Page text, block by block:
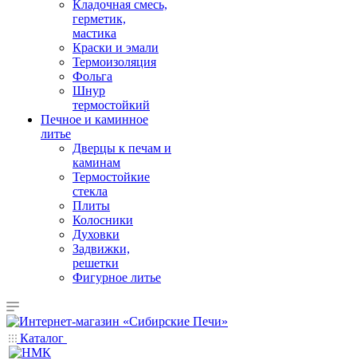
Кладочная смесь,
герметик,
мастика
Краски и эмали
Термоизоляция
Фольга
Шнур
термостойкий
Печное и каминное
литье
Дверцы к печам и
каминам
Термостойкие
стекла
Плиты
Колосники
Духовки
Задвижки,
решетки
Фигурное литье
Каталог